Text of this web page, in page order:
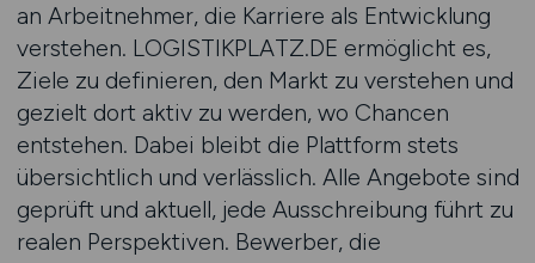
an Arbeitnehmer, die Karriere als Entwicklung
verstehen. LOGISTIKPLATZ.DE ermöglicht es,
Ziele zu definieren, den Markt zu verstehen und
gezielt dort aktiv zu werden, wo Chancen
entstehen. Dabei bleibt die Plattform stets
übersichtlich und verlässlich. Alle Angebote sind
geprüft und aktuell, jede Ausschreibung führt zu
realen Perspektiven. Bewerber, die